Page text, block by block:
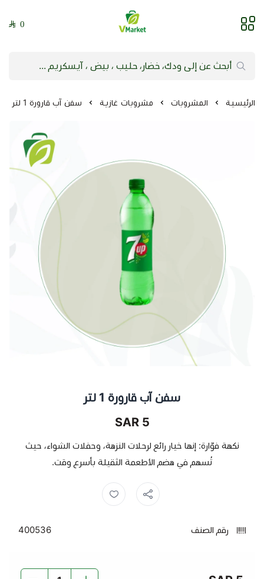
فيلج ماركت | VMarket
0
الرئيسية المشروبات مشروبات غازية سفن آب قارورة 1 لتر
سفن آب قارورة 1 لتر
5 SAR
نكهة فوّارة: إنها خيار رائع لرحلات النزهة، وحفلات الشواء، حيث
تُسهم في هضم الأطعمة الثقيلة بأسرع وقت.
رقم الصنف 400536